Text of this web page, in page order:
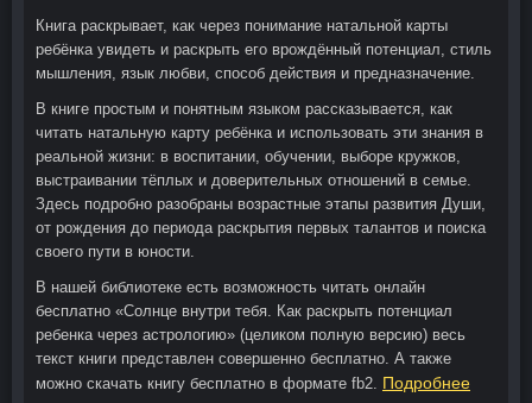
Книга раскрывает, как через понимание натальной карты
ребёнка увидеть и раскрыть его врождённый потенциал, стиль
мышления, язык любви, способ действия и предназначение.
В книге простым и понятным языком рассказывается, как
читать натальную карту ребёнка и использовать эти знания в
реальной жизни: в воспитании, обучении, выборе кружков,
выстраивании тёплых и доверительных отношений в семье.
Здесь подробно разобраны возрастные этапы развития Души,
от рождения до периода раскрытия первых талантов и поиска
своего пути в юности.
В нашей библиотеке есть возможность читать онлайн
бесплатно «Солнце внутри тебя. Как раскрыть потенциал
ребенка через астрологию» (целиком полную версию) весь
текст книги представлен совершенно бесплатно. А также
можно скачать книгу бесплатно в формате fb2. Подробнее